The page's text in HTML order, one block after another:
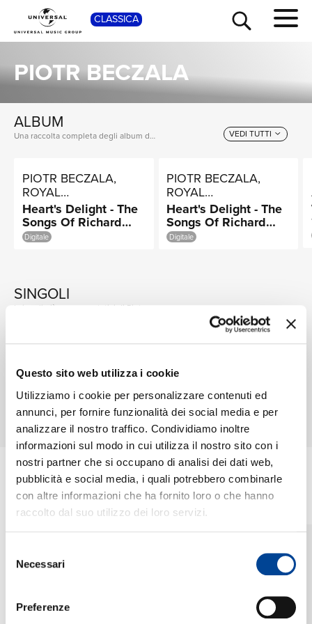
Questo sito web utilizza i cookie
Utilizziamo i cookie per personalizzare contenuti ed
annunci, per fornire funzionalità dei social media e per
analizzare il nostro traffico. Condividiamo inoltre
informazioni sul modo in cui utilizza il nostro sito con i
nostri partner che si occupano di analisi dei dati web,
pubblicità e social media, i quali potrebbero combinarle
con altre informazioni che ha fornito loro o che hanno
raccolto dal suo utilizzo dei loro servizi.
delNecessari
Preferenze
CLASSICA
PIOTR BECZALA
ALBUM
Una raccolta completa degli album di Piotr Beczala, dalle prime produzioni ai successi più recenti. VEDI TUTTI
PIOTR BECZALA,
ROYAL
PHILHARMONIC
ORCHESTRA,
LUKASZ BOROWICZ
Heart's Delight - The
Songs Of Richard
Tauber
Digitale
PIOTR BECZALA,
ROYAL
PHILHARMONIC
ORCHESTRA,
ŁUKASZ BOROWICZ
Heart's Delight - The
Songs Of Richard
Tauber
Digitale
SINGOLI
MARIA AGRESTA,
BARCELLONA, PIOTR
BECZALA
Verdi: Messa da
Requiem: I. Requiem
LIVE / INSTANT GRAT
PIOTR BECZALA,
L'OPERA NATIONAL
DE LYON, ALAIN
ALTINOGLU
Bizet: Carmen / Act
2, "La fleur que tu
m'avais jetée"
Digitale
ULTIME NEWS
Diapason d'oro per
Piotr Beczala e il suo
"Heart's delight", l'album-
tributo a Richard Tauber di
SHOP
TOUR
NEWS
RICERCA
CHI SIAMO
CONTATTI
NEWSLETTER